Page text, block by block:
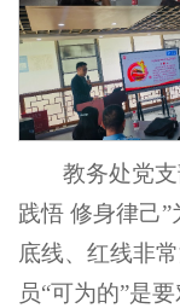
教务处党
践悟 修身律己
底线、红线非
员“可为的”是